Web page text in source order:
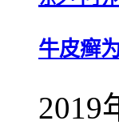
牛皮癣
2019